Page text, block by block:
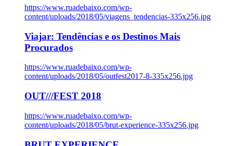
https://www.ruadebaixo.com/wp-
content/uploads/2018/05/viagens_tendencias-335x256.jpg
Viajar: Tendências e os Destinos Mais
Procurados
https://www.ruadebaixo.com/wp-
content/uploads/2018/05/outfest2017-8-335x256.jpg
OUT///FEST 2018
https://www.ruadebaixo.com/wp-
content/uploads/2018/05/brut-experience-335x256.jpg